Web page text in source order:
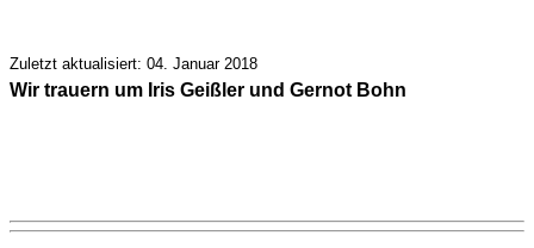
Zuletzt aktualisiert: 04. Januar 2018
Wir trauern um Iris Geißler und Gernot Bohn